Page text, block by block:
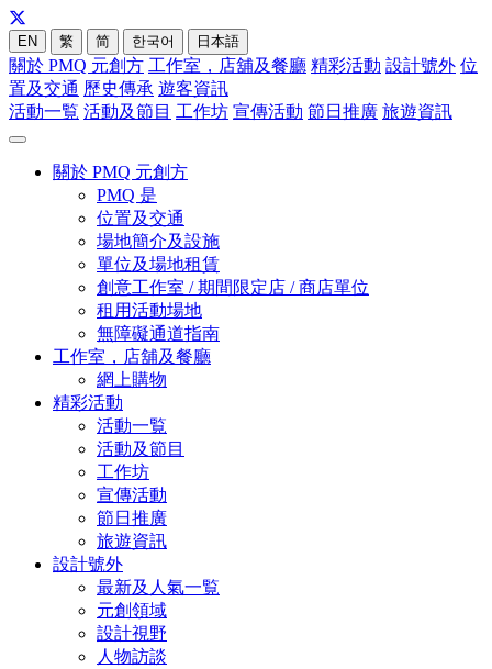
EN 繁 简 한국어 日本語
關於 PMQ 元創方 工作室，店舖及餐廳 精彩活動 設計號外 位
置及交通 歷史傳承 遊客資訊
活動一覧 活動及節目 工作坊 宣傳活動 節日推廣 旅遊資訊
關於 PMQ 元創方
PMQ 是
位置及交通
場地簡介及設施
單位及場地租賃
創意工作室 / 期間限定店 / 商店單位
租用活動場地
無障礙通道指南
工作室，店舖及餐廳
網上購物
精彩活動
活動一覧
活動及節目
工作坊
宣傳活動
節日推廣
旅遊資訊
設計號外
最新及人氣一覧
元創領域
設計視野
人物訪談